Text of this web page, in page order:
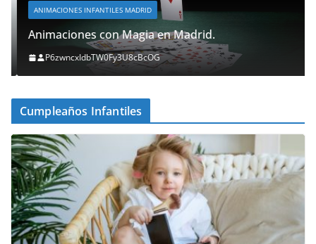
ANIMACIONES INFANTILES MADRID
Animaciones con Magia en Madrid.
P6zwncxIdbTW0Fy3U8cBcOG
Cumpleaños Infantiles